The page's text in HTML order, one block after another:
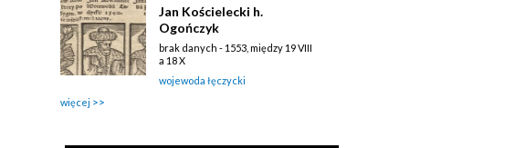
Jan Kościelecki h.
Ogończyk
brak danych - 1553, między 19 VIII
a 18 X
wojewoda łęczycki
więcej